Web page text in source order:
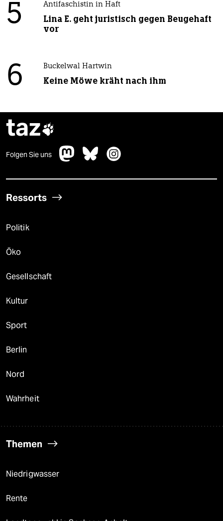
5 Antifaschistin in Haft
Lina E. geht juristisch gegen Beugehaft
vor
6 Buckelwal Hartwin
Keine Möwe kräht nach ihm
taz
Folgen Sie uns
Ressorts
Politik
Öko
Gesellschaft
Kultur
Sport
Berlin
Nord
Wahrheit
Themen
Niedrigwasser
Rente